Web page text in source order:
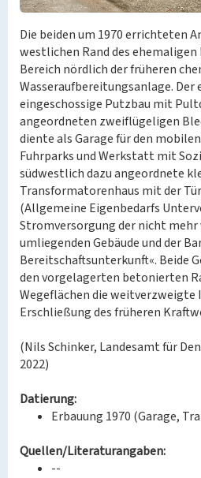
Die beiden um 1970 errichteten
westlichen Rand des
Bereich nördlich der früheren
Wasseraufbereitungsanlage. Der
eingeschossige Putzbau mit
angeordneten zweiflügeligen
diente als Garage für den
Fuhrparks und Werkstatt mit
südwestlich dazu angeordnete
Transformatorenhaus mit der
(Allgemeine Eigenbedarfs
Stromversorgung der nicht mehr
umliegenden Gebäude und der
Bereitschaftsunterkunft«. Beide
den vorgelagerten betonierten
Wegeflächen die
Erschließung des früheren
(Nils Schinker, Landesamt für
2022)
Datierung:
Erbauung 1970 (Garage,
Quellen/Literaturangaben:
--